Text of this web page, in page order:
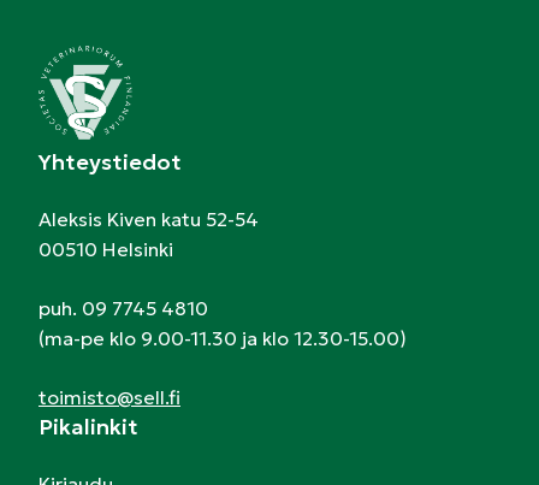
Yhteystiedot
Aleksis Kiven katu 52-54
00510 Helsinki
puh. 09 7745 4810
(ma-pe klo 9.00-11.30 ja klo 12.30-15.00)
toimisto@sell.fi
Pikalinkit